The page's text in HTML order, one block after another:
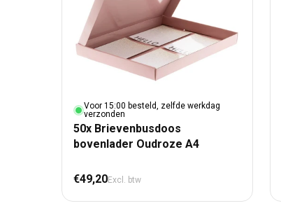
Voor 15:00 besteld, zelfde werkdag
verzonden
50x Brievenbusdoos
bovenlader Oudroze A4
Normale prijs
€49,20Excl. btw